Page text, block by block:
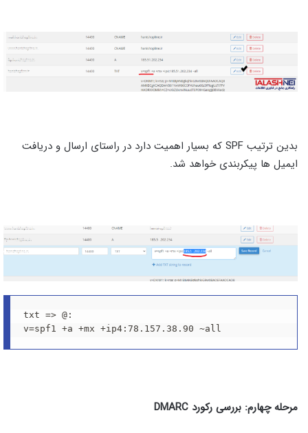
بدین ترتیب SPF که بسیار اهمیت دارد در راستای ارسال و دریافت
ایمیل ها پیکربندی خواهد شد.
txt => @:
مرحله چهارم: بررسی رکورد DMARC